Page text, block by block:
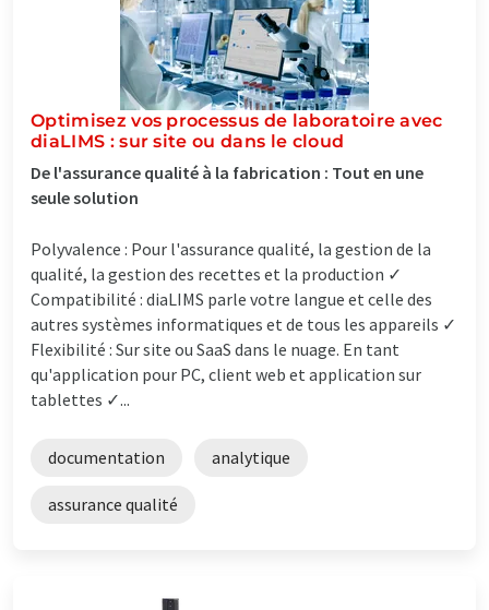
Optimisez vos processus de laboratoire avec
diaLIMS : sur site ou dans le cloud
De l'assurance qualité à la fabrication : Tout en une
seule solution
Polyvalence : Pour l'assurance qualité, la gestion de la
qualité, la gestion des recettes et la production ✓
Compatibilité : diaLIMS parle votre langue et celle des
autres systèmes informatiques et de tous les appareils ✓
Flexibilité : Sur site ou SaaS dans le nuage. En tant
qu'application pour PC, client web et application sur
tablettes ✓...
documentation analytique
assurance qualité